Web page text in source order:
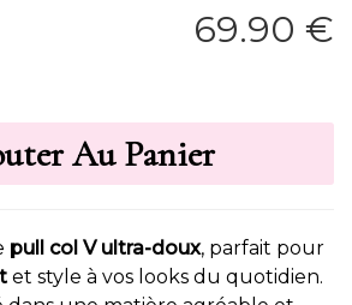
69.90 €
pull col V ultra-doux, parfait pour
et style à vos looks du quotidien.